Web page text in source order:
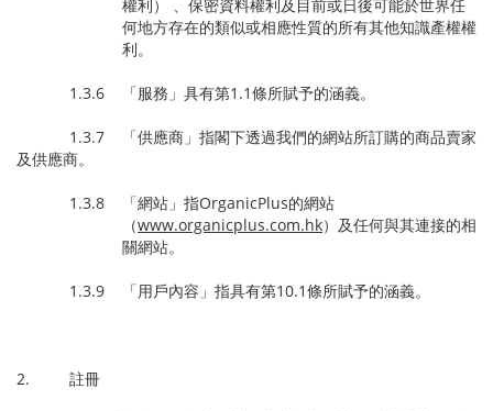
權利） 、保密資料權利及目前或日後可能於世界任
何地方存在的類似或相應性質的所有其他知識產權權
利。
1.3.6 「服務」具有第1.1條所賦予的涵義。
1.3.7 「供應商」指閣下透過我們的網站所訂購的商品賣家
及供應商。
1.3.8 「網站」指OrganicPlus的網站
（www.organicplus.com.hk）及任何與其連接的相
關網站。
1.3.9 「用戶內容」指具有第10.1條所賦予的涵義。
2. 註冊